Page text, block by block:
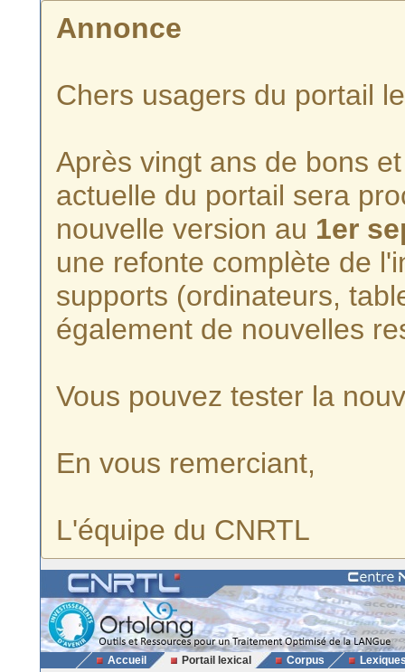
Annonce
Chers usagers du portail
Après vingt ans de bons
actuelle du portail sera
nouvelle version au 1er
une refonte complète de
supports (ordinateurs,
également de nouvelles
Vous pouvez tester la
En vous remerciant,
L'équipe du CNRTL
Accueil Portail lexical Corpus